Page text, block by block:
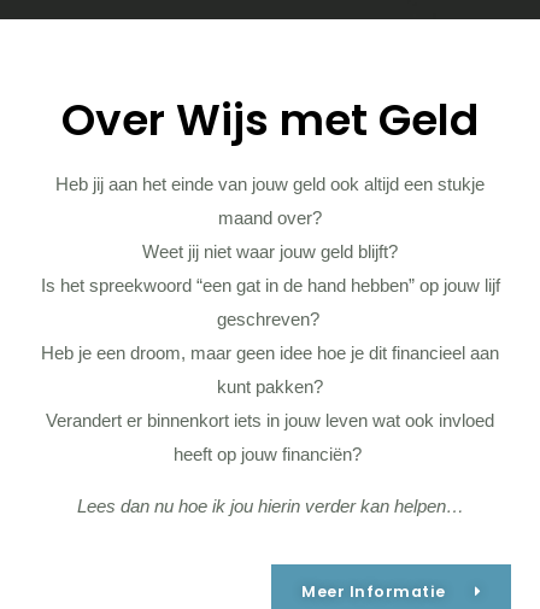
Over Wijs met Geld
Heb jij aan het einde van jouw geld ook altijd een stukje
maand over?
Weet jij niet waar jouw geld blijft?
Is het spreekwoord “een gat in de hand hebben” op jouw lijf
geschreven?
Heb je een droom, maar geen idee hoe je dit financieel aan
kunt pakken?
Verandert er binnenkort iets in jouw leven wat ook invloed
heeft op jouw financiën?
Lees dan nu hoe ik jou hierin verder kan helpen…
Meer Informatie